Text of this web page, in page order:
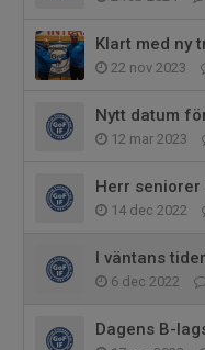
Klart med ny
22 nov 2023
Nytt datum
12 mar 2023
Herr
14 dec 2022
I väntans
6 dec 2022
Dagens B-